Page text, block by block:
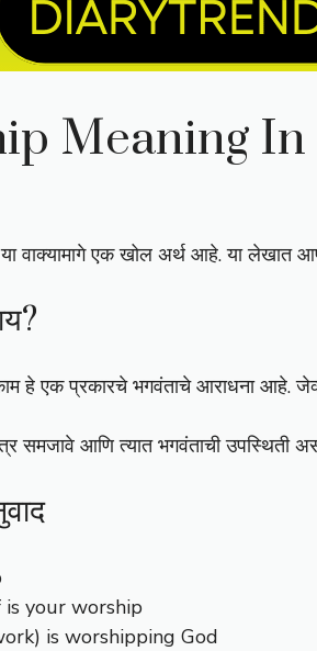
Meaning
वाक्यामागे एक खोल अर्थ आहे. या लेखात
हे एक प्रकारचे भगवंताचे आराधना आहे.
समजावे आणि त्यात भगवंताची उपस्थिती
your worship
is worshipping God